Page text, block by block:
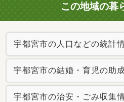
この地域の暮
宇都宮市の人口などの統計
宇都宮市の結婚・育児の助
宇都宮市の治安・ごみ収集